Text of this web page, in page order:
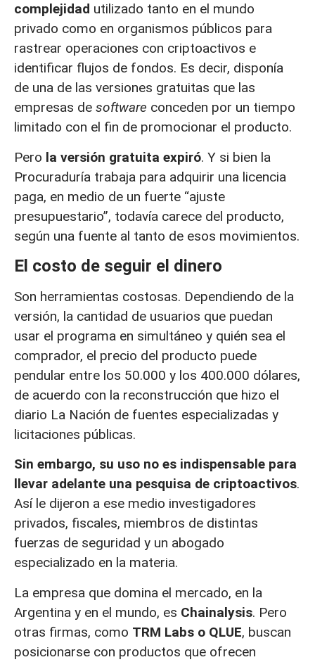
complejidad utilizado tanto en el mundo
privado como en organismos públicos para
rastrear operaciones con criptoactivos e
identificar flujos de fondos. Es decir, disponía
de una de las versiones gratuitas que las
empresas de software conceden por un tiempo
limitado con el fin de promocionar el producto.
Pero la versión gratuita expiró. Y si bien la
Procuraduría trabaja para adquirir una licencia
paga, en medio de un fuerte “ajuste
presupuestario”, todavía carece del producto,
según una fuente al tanto de esos movimientos.
El costo de seguir el dinero
Son herramientas costosas. Dependiendo de la
versión, la cantidad de usuarios que puedan
usar el programa en simultáneo y quién sea el
comprador, el precio del producto puede
pendular entre los 50.000 y los 400.000 dólares,
de acuerdo con la reconstrucción que hizo el
diario La Nación de fuentes especializadas y
licitaciones públicas.
Sin embargo, su uso no es indispensable para
llevar adelante una pesquisa de criptoactivos.
Así le dijeron a ese medio investigadores
privados, fiscales, miembros de distintas
fuerzas de seguridad y un abogado
especializado en la materia.
La empresa que domina el mercado, en la
Argentina y en el mundo, es Chainalysis. Pero
otras firmas, como TRM Labs o QLUE, buscan
posicionarse con productos que ofrecen